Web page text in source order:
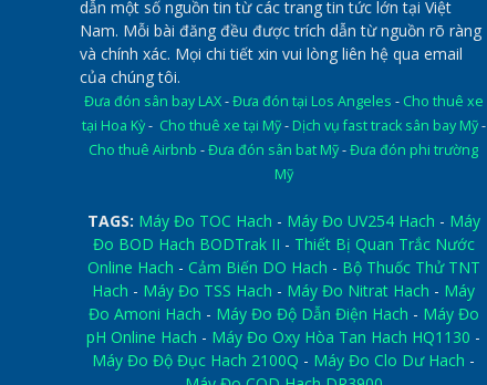
dẫn một số nguồn tin từ các trang tin tức lớn tại Việt
Nam. Mỗi bài đăng đều được trích dẫn từ nguồn rõ ràng
và chính xác. Mọi chi tiết xin vui lòng liên hệ qua email
của chúng tôi.
Đưa đón sân bay LAX-Đưa đón tại Los Angeles - Cho thuê xe
tại Hoa Kỳ- Cho thuê xe tại Mỹ- Dịch vụ fast track sân bay Mỹ-
Cho thuê Airbnb -Đưa đón sân bat Mỹ-Đưa đón phi trường
Mỹ
TAGS: Máy Đo TOC Hach - Máy Đo UV254 Hach - Máy
Đo BOD Hach BODTrak II - Thiết Bị Quan Trắc Nước
Online Hach - Cảm Biến DO Hach - Bộ Thuốc Thử TNT
Hach - Máy Đo TSS Hach - Máy Đo Nitrat Hach - Máy
Đo Amoni Hach - Máy Đo Độ Dẫn Điện Hach - Máy Đo
pH Online Hach - Máy Đo Oxy Hòa Tan Hach HQ1130 -
Máy Đo Độ Đục Hach 2100Q - Máy Đo Clo Dư Hach -